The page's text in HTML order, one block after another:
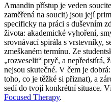
Amandin přístup je veden
zaměřená na soucit) jsou její
specificky na práci s duševním
života: akademické vyhoření,
srovnávací spirála s vrstevníky,
zmeškaném termínu. Ze
„rozveselit“ pryč, a nepředstírá,
nejsou skutečné. V čem je
toho, co je těžké si přiznat), a
sedí do tvojí konkrétní situace.
Focused Therapy.